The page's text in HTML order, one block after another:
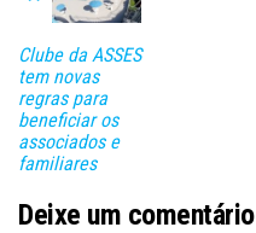
Clube da ASSES
tem novas
regras para
beneficiar os
associados e
familiares
Deixe um comentário